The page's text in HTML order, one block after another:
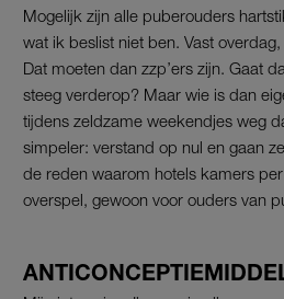
Mogelijk zijn alle puberouders
wat ik beslist niet ben. Vast
Dat moeten dan zzp’ers zijn. Gaat
steeg verderop? Maar wie is dan
tijdens zeldzame weekendjes weg
simpeler: verstand op nul en gaan
de reden waarom hotels kamers
overspel, gewoon voor ouders van